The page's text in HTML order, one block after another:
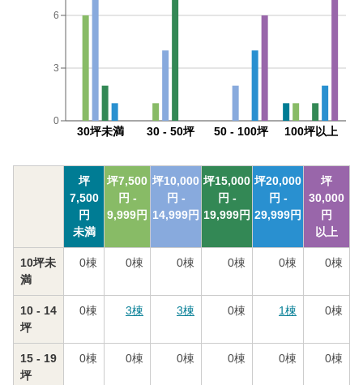
30坪未満 30 - 50坪 50 - 100坪 100坪以上
0
3
6
坪
7,500
円
未満
坪7,500
円 -
9,999円
坪10,000
円 -
14,999円
坪15,000
円 -
19,999円
坪20,000
円 -
29,999円
坪
30,000
円
以上
10坪未
満
0棟 0棟 0棟 0棟 0棟 0棟
10 - 14
坪
0棟 3棟 3棟 0棟 1棟 0棟
15 - 19
坪
0棟 0棟 0棟 0棟 0棟 0棟